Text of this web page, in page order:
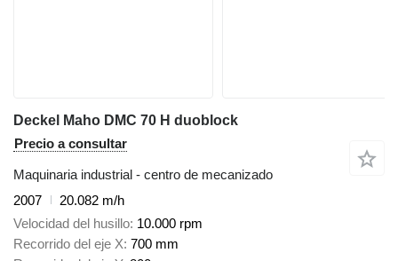
Deckel Maho DMC 70 H duoblock
Precio a consultar
Maquinaria industrial - centro de mecanizado
2007
20.082 m/h
Velocidad del husillo 10.000 rpm
Recorrido del eje X 700 mm